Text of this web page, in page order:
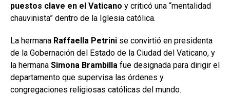
puestos clave en el Vaticano y criticó una “mentalidad
chauvinista” dentro de la Iglesia católica.
La hermana Raffaella Petrini se convirtió en presidenta
de la Gobernación del Estado de la Ciudad del Vaticano, y
la hermana Simona Brambilla fue designada para dirigir el
departamento que supervisa las órdenes y
congregaciones religiosas católicas del mundo.